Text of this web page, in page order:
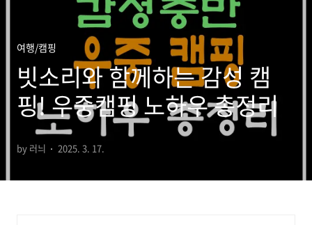
여행/캠핑
빗소리와 함께하는 감성 캠
핑! 우중캠핑 노하우 총정리
by 러늬 2025. 3. 17.